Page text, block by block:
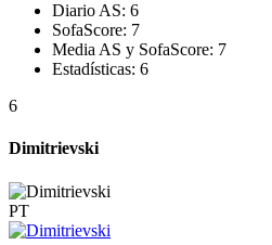
Diario AS: 6
SofaScore: 7
Media AS y SofaScore: 7
Estadísticas: 6
6
Dimitrievski
PT